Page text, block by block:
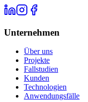
Unternehmen
Über uns
Projekte
Fallstudien
Kunden
Technologien
Anwendungsfälle